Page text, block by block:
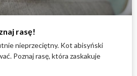
rasę!
nieprzeciętny. Kot abisyński
Poznaj rasę, która zaskakuje